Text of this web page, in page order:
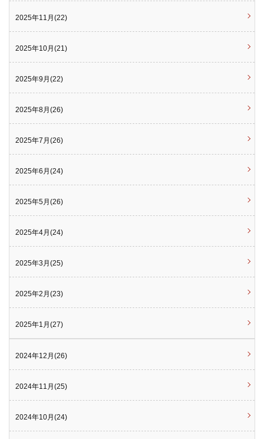
2025年11月(22)
2025年10月(21)
2025年9月(22)
2025年8月(26)
2025年7月(26)
2025年6月(24)
2025年5月(26)
2025年4月(24)
2025年3月(25)
2025年2月(23)
2025年1月(27)
2024年12月(26)
2024年11月(25)
2024年10月(24)